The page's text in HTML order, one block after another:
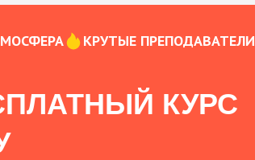
КРУТЫЕ ПРЕПОДАВАТЕЛИ
КУРС